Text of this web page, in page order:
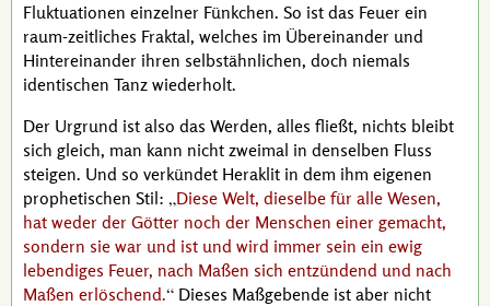
Fluktuationen einzelner Fünkchen. So ist das Feuer ein
raum-zeitliches Fraktal, welches im Übereinander und
Hintereinander ihren selbstähnlichen, doch niemals
identischen Tanz wiederholt.
Der Urgrund ist also das Werden, alles fließt, nichts bleibt
sich gleich, man kann nicht zweimal in denselben Fluss
steigen. Und so verkündet Heraklit in dem ihm eigenen
prophetischen Stil:
Diese Welt, dieselbe für alle Wesen,
hat weder der Götter noch der Menschen einer gemacht,
sondern sie war und ist und wird immer sein ein ewig
lebendiges Feuer, nach Maßen sich entzündend und nach
Maßen erlöschend.
Dieses Maßgebende ist aber nicht